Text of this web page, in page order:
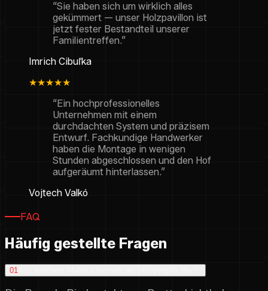
“Sie haben sich um wirklich alles
gekümmert — unser Holzpavillon ist
jetzt fester Bestandteil unserer
Familientreffen.”
Imrich Cibuľka
★★★★★
“Ein hochprofessionelles
Unternehmen mit einem
durchdachten System und präzisem
Entwurf. Fachkundige Handwerker
haben die Montage in wenigen
Stunden abgeschlossen und den Hof
aufgeräumt hinterlassen.”
Vojtech Valkó
FAQ
Häufig gestellte Fragen
01